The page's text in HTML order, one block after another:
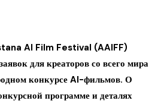
AI Film Festival (AAIFF)
для креаторов со всего мира
конкурсе AI-фильмов. О
программе и деталях